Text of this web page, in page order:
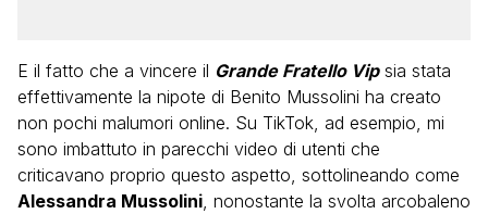
E il fatto che a vincere il Grande Fratello Vip sia stata
effettivamente la nipote di Benito Mussolini ha creato
non pochi malumori online. Su TikTok, ad esempio, mi
sono imbattuto in parecchi video di utenti che
criticavano proprio questo aspetto, sottolineando come
Alessandra Mussolini, nonostante la svolta arcobaleno